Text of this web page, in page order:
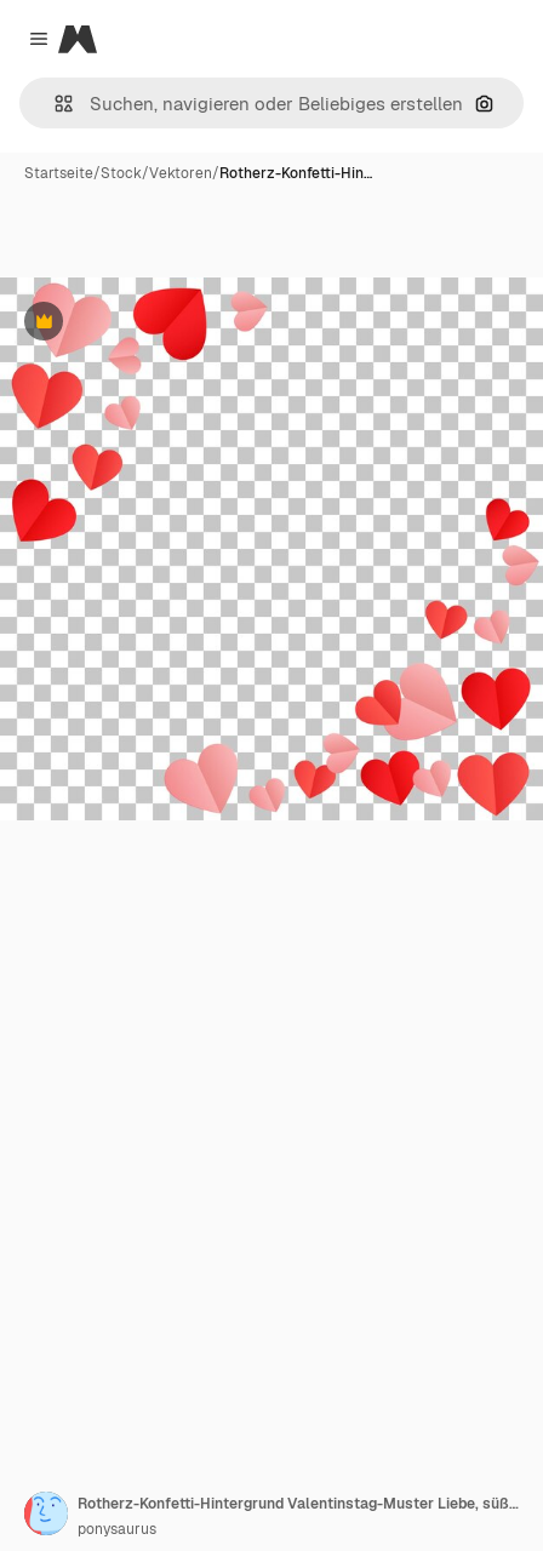
Close menu
Magnific
Nach
Startseite/Stock/Vektoren/Rotherz-Konfetti-Hin…
Premium
Rotherz-Konfetti-Hintergrund Valentinstag-Muster Liebe, süßer Moment
ponysaurus